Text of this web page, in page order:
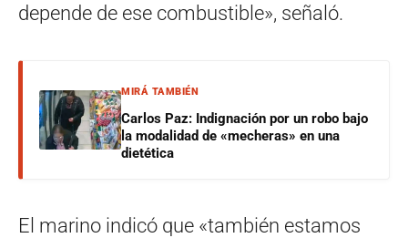
depende de ese combustible», señaló.
MIRÁ TAMBIÉN
Carlos Paz: Indignación por un robo bajo
la modalidad de «mecheras» en una
dietética
El marino indicó que «también estamos